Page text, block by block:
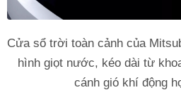
Cửa sổ trời toàn cảnh của
hình giọt nước, kéo dài từ
cánh gió khí động